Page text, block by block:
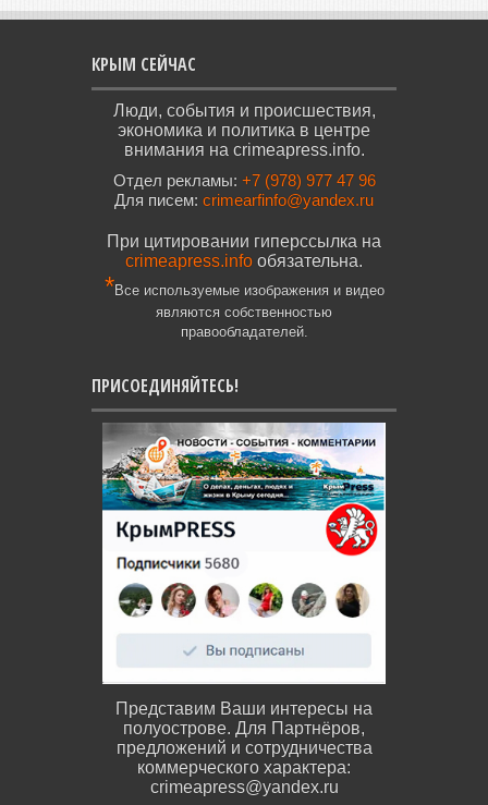
КРЫМ СЕЙЧАС
Люди, события и происшествия,
экономика и политика в центре
внимания на crimeapress.info.
Отдел рекламы: +7 (978) 977 47 96
Для писем: crimearfinfo@yandex.ru
При цитировании гиперссылка на
crimeapress.info обязательна.
*Все используемые изображения и видео
являются собственностью
правообладателей.
ПРИСОЕДИНЯЙТЕСЬ!
Представим Ваши интересы на
полуострове. Для Партнёров,
предложений и сотрудничества
коммерческого характера:
crimeapress@yandex.ru